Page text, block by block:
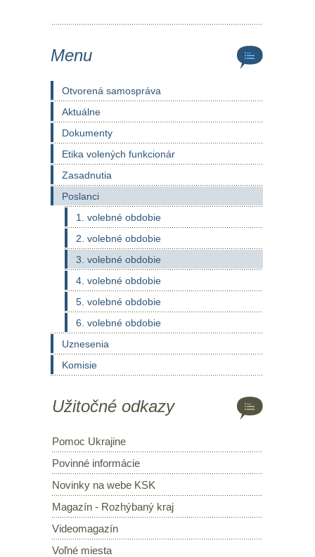
Menu
Otvorená samospráva
Aktuálne
Dokumenty
Etika volených funkcionár
Zasadnutia
Poslanci
1. volebné obdobie
2. volebné obdobie
3. volebné obdobie
4. volebné obdobie
5. volebné obdobie
6. volebné obdobie
Uznesenia
Komisie
Užitočné odkazy
Pomoc Ukrajine
Povinné informácie
Novinky na webe KSK
Magazín - Rozhýbaný kraj
Videomagazín
Voľné miesta